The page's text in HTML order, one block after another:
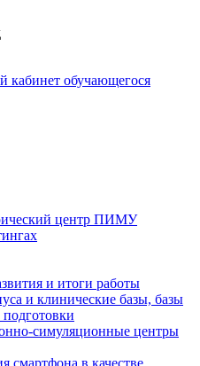
кабинет обучающегося
центр ПИМУ
и итоги работы
и клинические базы, базы
симуляционные центры
смартфона в качестве